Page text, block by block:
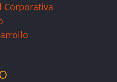
Corporativa